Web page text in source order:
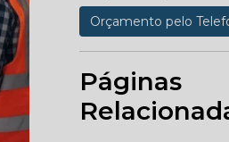
Orçamento pelo
Páginas